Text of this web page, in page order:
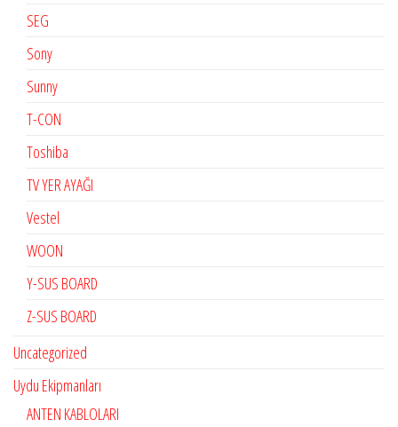
SEG
Sony
Sunny
T-CON
Toshiba
TV YER AYAĞI
Vestel
WOON
Y-SUS BOARD
Z-SUS BOARD
Uncategorized
Uydu Ekipmanları
ANTEN KABLOLARI